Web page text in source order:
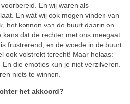
En wij waren als
En wàt wij ook mogen vinden van
het kennen van de buurt daarin en
kans dat de rechter met ons meegaat
frustrerend, en de woede in de buurt
ook volstrekt terecht! Maar helaas:
die emoties kun je niet verzilveren.
niets te winnen.
het akkoord?